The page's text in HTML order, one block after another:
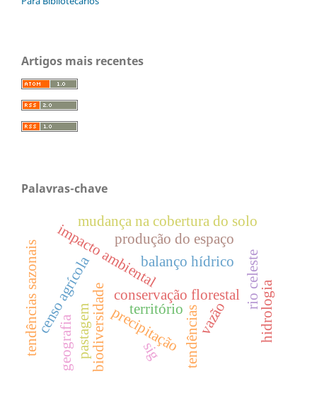
Artigos mais recentes
Palavras-chave
conservação florestal
impacto ambiental
censo agrícolabiodiversidade
mudança na cobertura do solo
rio celeste
tendências
precipitação vazão
balanço hídrico
hidrologia
tendências sazonais território
pastagem
produção do espaço
geografia sig